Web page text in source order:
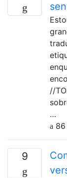
//
…
86
9